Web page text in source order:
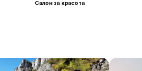
Салон за красота